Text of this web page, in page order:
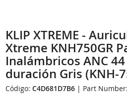
KLIP XTREME -
Xtreme KNH750GR
Inalámbricos ANC
duración Gris (KNH-
Código:C4D681D7B6 | Part Number: